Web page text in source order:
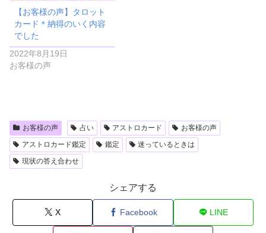
【お客様の声】タロット
カード＊納得のいく内容
でした
2022年8月19日
お客様の声
お客様の声 占い アストロカード
お客様の声
アストロカード鑑定
鑑定
迷っているときは
現状の答え合わせ
シェアする
X Facebook LINE